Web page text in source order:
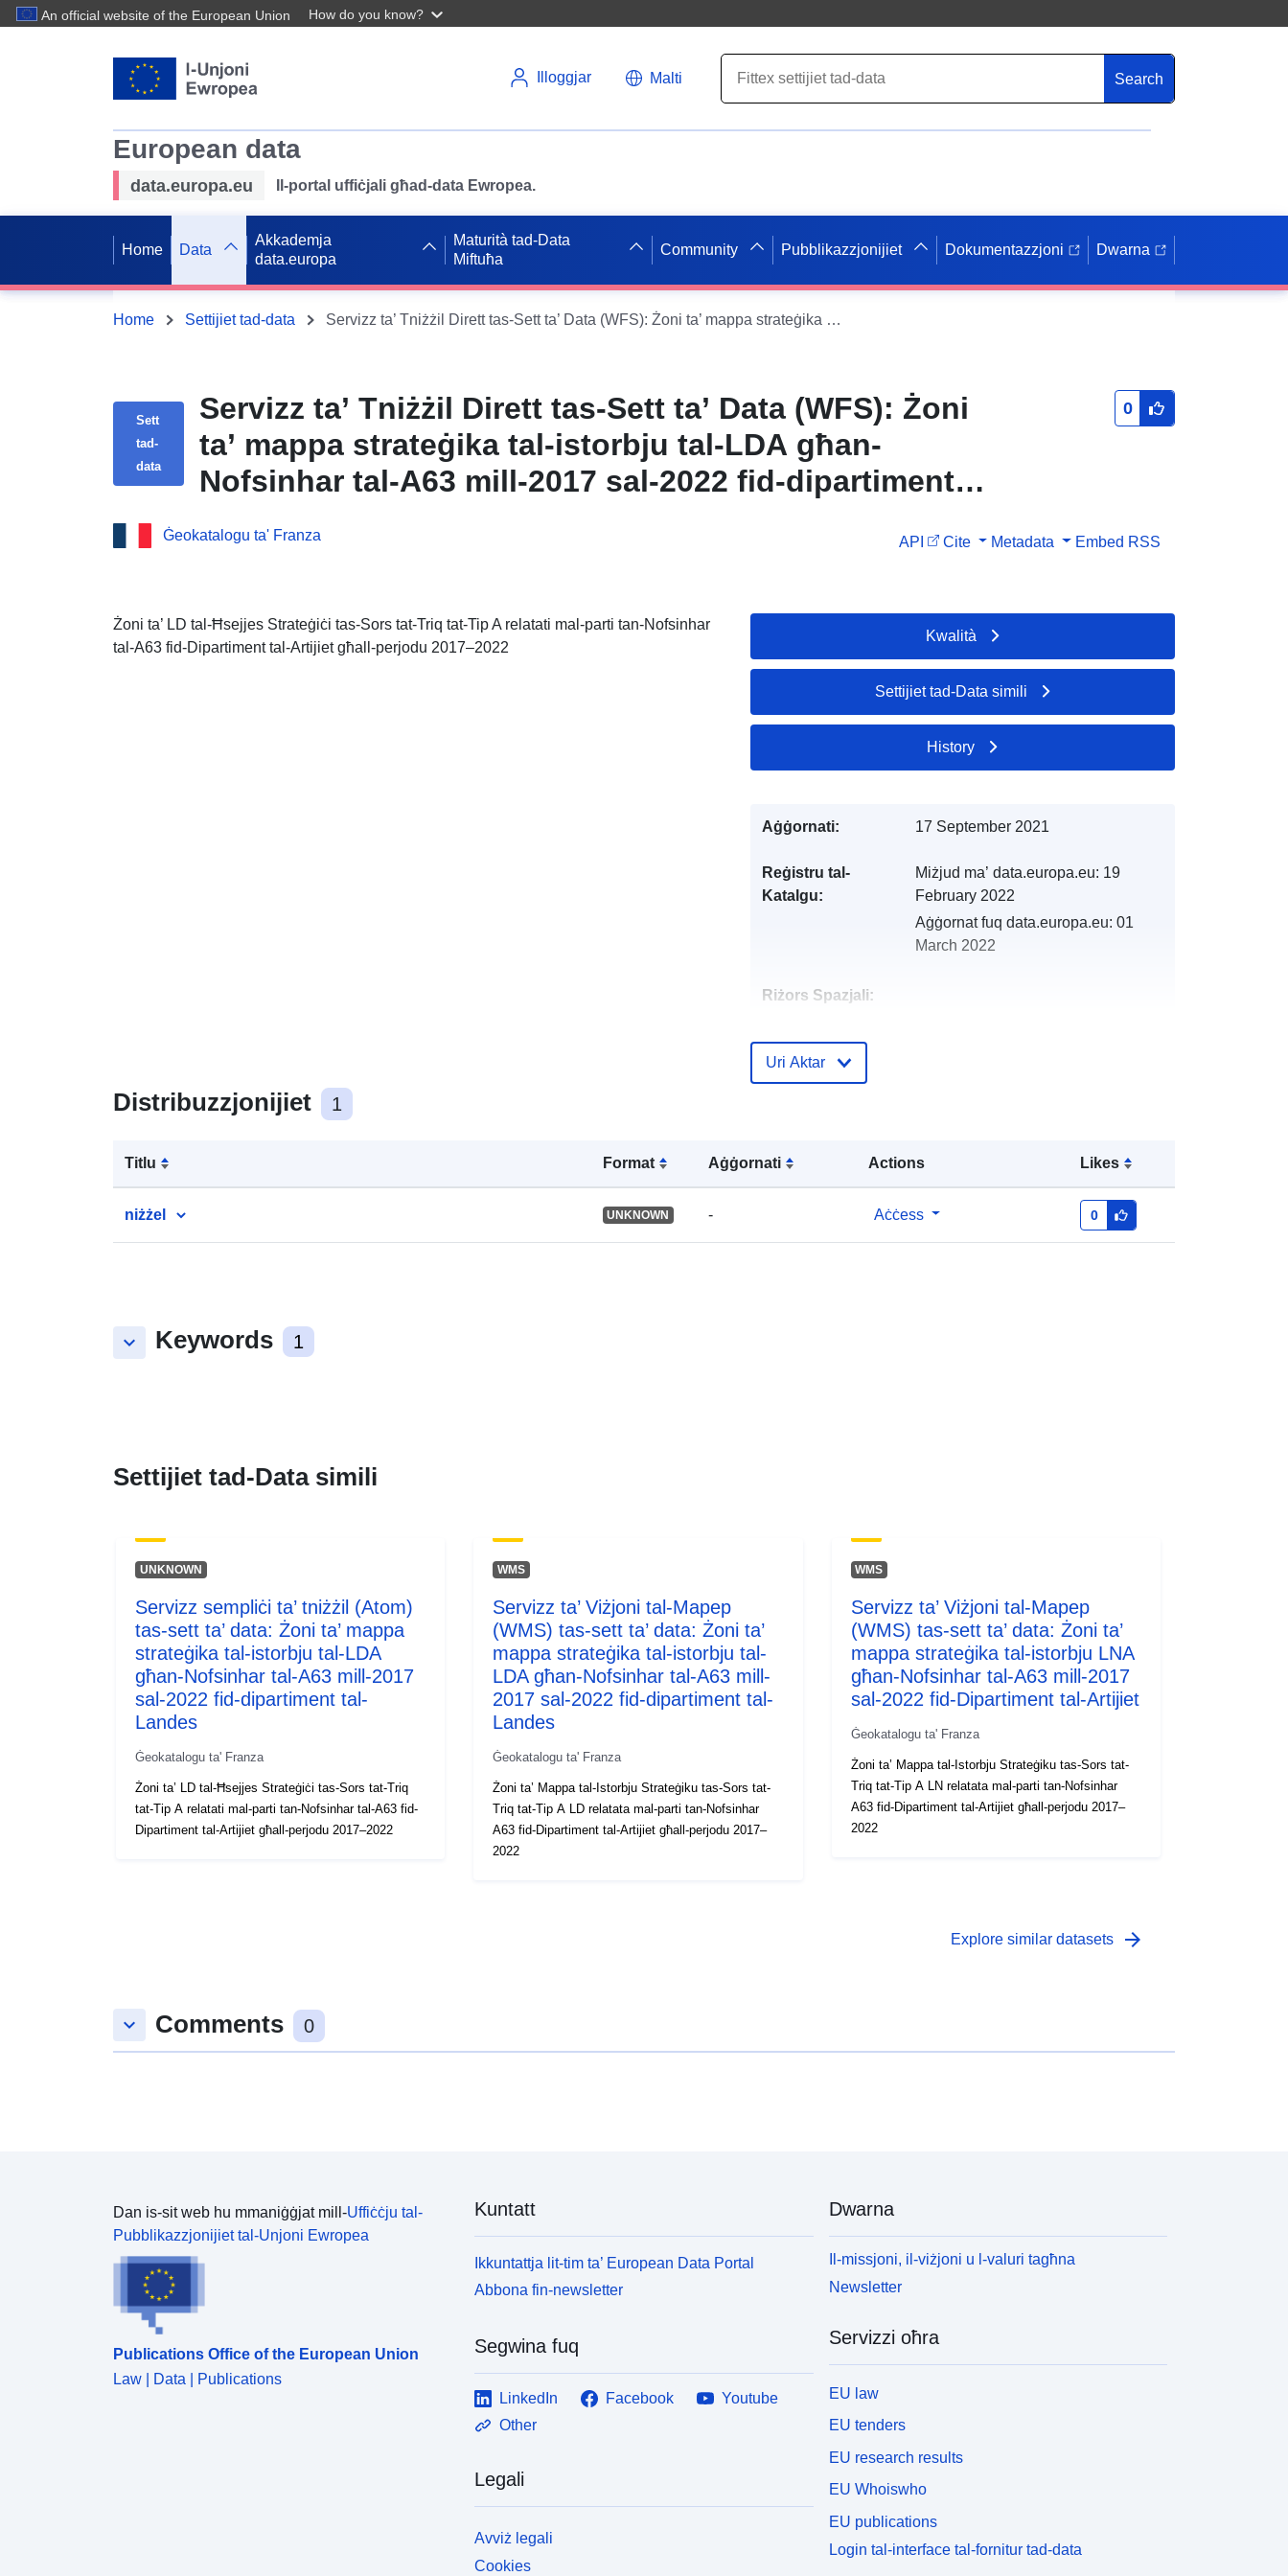
An official website of the European Union How do you know?
Illoggjar Malti Search
European data
data.europa.eu Il-portal uffiċjali għad-data Ewropea.
Home Data
Akkademja
data.europa
Maturità tad-Data
Miftuħa
Community Pubblikazzjonijiet Dokumentazzjoni Dwarna
Home Settijiet tad-data Servizz ta’ Tniżżil Dirett tas-Sett ta’ Data (WFS): Żoni ta’ mappa strateġika tal-istorbju tal-LDA għan-Nofsinhar tal-A63 mill-2017 sal-2022 fid-dipartiment tal-Landes
Sett
tad-
data
Servizz ta’ Tniżżil Dirett tas-Sett ta’ Data (WFS): Żoni
ta’ mappa strateġika tal-istorbju tal-LDA għan-
Nofsinhar tal-A63 mill-2017 sal-2022 fid-dipartiment
0
Ġeokatalogu ta' Franza API Cite Metadata Embed RSS
Żoni ta’ LD tal-Ħsejjes Strateġiċi tas-Sors tat-Triq tat-Tip A relatati mal-parti tan-Nofsinhar
tal-A63 fid-Dipartiment tal-Artijiet għall-perjodu 2017–2022
Distribuzzjonijiet 1
Titlu Format Aġġornati Actions Likes
niżżel UNKNOWN - Aċċess 0
keyboard_arrow_down Keywords 1
Kwalità
Settijiet tad-Data simili
History
Aġġornati: 17 September 2021
Reġistru tal-
Katalgu:
Miżjud ma’ data.europa.eu: 19
February 2022
Aġġornat fuq data.europa.eu: 01
March 2022
Riżors Spazjali:
Identifikaturi:
120066022-srv-95f10482-5a62-
4285-9eef-29fd9a5abadf
Uri Aktar
Settijiet tad-Data simili
UNKNOWN
Servizz sempliċi ta’ tniżżil (Atom)
tas-sett ta’ data: Żoni ta’ mappa
strateġika tal-istorbju tal-LDA
għan-Nofsinhar tal-A63 mill-2017
sal-2022 fid-dipartiment tal-
Landes
Ġeokatalogu ta' Franza
Żoni ta’ LD tal-Ħsejjes Strateġiċi tas-Sors tat-Triq
tat-Tip A relatati mal-parti tan-Nofsinhar tal-A63 fid-
Dipartiment tal-Artijiet għall-perjodu 2017–2022
WMS
Servizz ta’ Viżjoni tal-Mapep
(WMS) tas-sett ta’ data: Żoni ta’
mappa strateġika tal-istorbju tal-
LDA għan-Nofsinhar tal-A63 mill-
2017 sal-2022 fid-dipartiment tal-
Landes
Ġeokatalogu ta' Franza
Żoni ta’ Mappa tal-Istorbju Strateġiku tas-Sors tat-
Triq tat-Tip A LD relatata mal-parti tan-Nofsinhar
A63 fid-Dipartiment tal-Artijiet għall-perjodu 2017–
2022
WMS
Servizz ta’ Viżjoni tal-Mapep
(WMS) tas-sett ta’ data: Żoni ta’
mappa strateġika tal-istorbju LNA
għan-Nofsinhar tal-A63 mill-2017
sal-2022 fid-Dipartiment tal-Artijiet
Ġeokatalogu ta' Franza
Żoni ta’ Mappa tal-Istorbju Strateġiku tas-Sors tat-
Triq tat-Tip A LN relatata mal-parti tan-Nofsinhar
A63 fid-Dipartiment tal-Artijiet għall-perjodu 2017–
2022
Explore similar datasets arrow_forward
keyboard_arrow_down Comments 0
Dan is-sit web hu mmaniġġjat mill-Uffiċċju tal-
Pubblikazzjonijiet tal-Unjoni Ewropea
Publications Office of the European Union
Law | Data | Publications
Kuntatt
Ikkuntattja lit-tim ta’ European Data Portal
Abbona fin-newsletter
Segwina fuq
LinkedIn Facebook
Youtube
Other
Legali
Avviż legali
Cookies
Dwarna
Il-missjoni, il-viżjoni u l-valuri tagħna
Newsletter
Servizzi oħra
EU law
EU tenders
EU research results
EU Whoiswho
EU publications
Login tal-interface tal-fornitur tad-data